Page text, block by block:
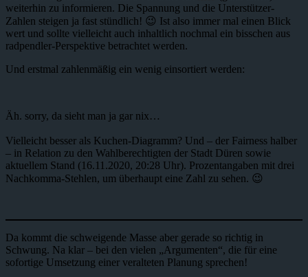
weiterhin zu informieren. Die Spannung und die Unterstützer-
Zahlen steigen ja fast stündlich! 😉 Ist also immer mal einen Blick
wert und sollte vielleicht auch inhaltlich nochmal ein bisschen aus
radpendler-Perspektive betrachtet werden.
Und erstmal zahlenmäßig ein wenig einsortiert werden:
Äh. sorry, da sieht man ja gar nix…
Vielleicht besser als Kuchen-Diagramm? Und – der Fairness halber
– in Relation zu den Wahlberechtigten der Stadt Düren sowie
aktuellem Stand (16.11.2020, 20:28 Uhr). Prozentangaben mit drei
Nachkomma-Stehlen, um überhaupt eine Zahl zu sehen. 😉
Da kommt die schweigende Masse aber gerade so richtig in
Schwung. Na klar – bei den vielen „Argumenten“, die für eine
sofortige Umsetzung einer veralteten Planung sprechen!